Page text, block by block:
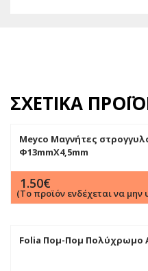
ΣΧΕΤΙΚΆ
Meyco Μαγνήτες
Φ13mmX4,5mm
1.50€
(Το προϊόν ενδέχεται να
Folia Πομ-Πομ Πολύχρωμο